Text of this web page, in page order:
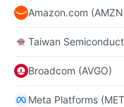
Amazon.com
Taiwan
Broadcom (AVGO)
Meta Platforms